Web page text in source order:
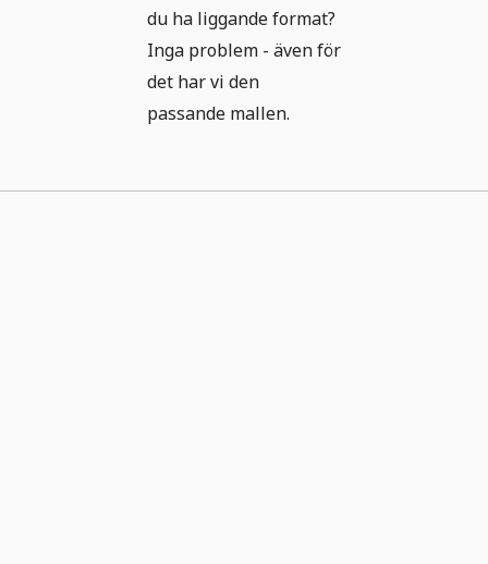
du ha liggande format?
Inga problem - även för
det har vi den
passande mallen.